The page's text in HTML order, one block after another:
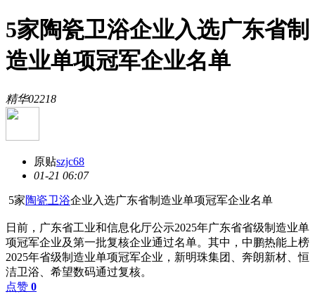
5家陶瓷卫浴企业入选广东省制
造业单项冠军企业名单
精华02218
原贴szjc68
01-21 06:07
5家陶瓷卫浴企业入选广东省制造业单项冠军企业名单
日前，广东省工业和信息化厅公示2025年广东省省级制造业单
项冠军企业及第一批复核企业通过名单。其中，中鹏热能上榜
2025年省级制造业单项冠军企业，新明珠集团、奔朗新材、恒
洁卫浴、希望数码通过复核。
点赞 0